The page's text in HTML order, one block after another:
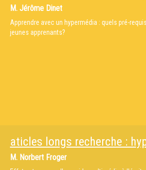
M. Jérôme Dinet
Apprendre avec un hypermédia : quels pré-
jeunes apprenants?
aticles longs recherche :
M. Norbert Froger